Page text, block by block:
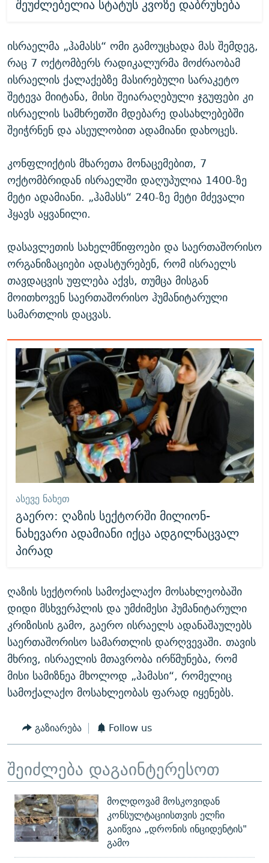
შეუძლებელია სტატუს კვოზე დაბრუნება
ისრაელმა „ჰამასს“ ომი გამოუცხადა მას შემდეგ,
რაც 7 ოქტომბერს რადიკალურმა მოძრაობამ
ისრაელის ქალაქებზე მასირებული სარაკეტო
შეტევა მიიტანა, მისი შეიარაღებული ჯგუფები კი
ისრაელის სამხრეთში მდებარე დასახლებებში
შეიჭრნენ და ასეულობით ადამიანი დახოცეს.
კონფლიქტის მხარეთა მონაცემებით, 7
ოქტომბრიდან ისრაელში დაღუპულია 1400-ზე
მეტი ადამიანი. „ჰამასს“ 240-ზე მეტი მძევალი
ჰყავს აყვანილი.
დასავლეთის სახელმწიფოები და საერთაშორისო
ორგანიზაციები ადასტურებენ, რომ ისრაელს
თავდაცვის უფლება აქვს, თუმცა მისგან
მოითხოვენ საერთაშორისო ჰუმანიტარული
სამართლის დაცვას.
ᲐᲡᲔᲕᲔ ᲜᲐᲮᲔᲗ
გაერო: ღაზის სექტორში მილიონ-
ნახევარი ადამიანი იქცა ადგილნაცვალ
პირად
ღაზის სექტორის სამოქალაქო მოსახლეობაში
დიდი მსხვერპლის და უმძიმესი ჰუმანიტარული
კრიზისის გამო, გაერო ისრაელს ადანაშაულებს
საერთაშორისო სამართლის დარღვევაში. თავის
მხრივ, ისრაელის მთავრობა ირწმუნება, რომ
მისი სამიზნეა მხოლოდ „ჰამასი“, რომელიც
სამოქალაქო მოსახლეობას ფარად იყენებს.
გაზიარება Follow us
შეიძლება დაგაინტერესოთ
მოლდოვამ მოსკოვიდან
კონსულტაციისთვის ელჩი
გაიწვია „დრონის ინციდენტის"
გამო